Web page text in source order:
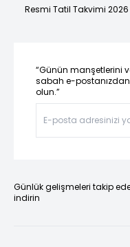
Resmi Tatil Takvimi 2026
“Günün manşetlerini
sabah e-
olun.”
Günlük gelişmeleri takip
indirin